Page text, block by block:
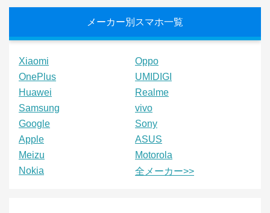
メーカー別スマホ一覧
Xiaomi
Oppo
OnePlus
UMIDIGI
Huawei
Realme
Samsung
vivo
Google
Sony
Apple
ASUS
Meizu
Motorola
Nokia
全メーカー>>